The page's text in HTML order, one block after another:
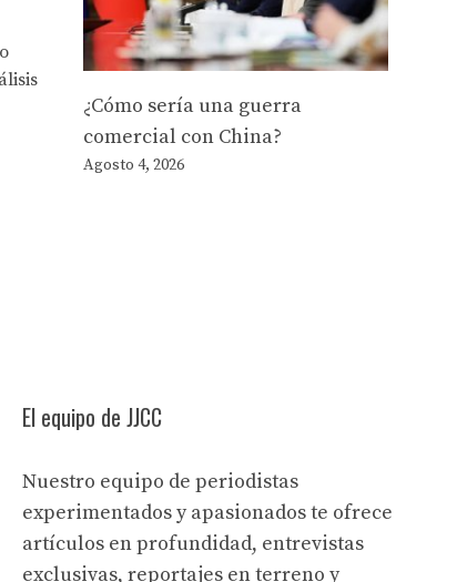
¿Cómo sería una guerra
comercial con China?
Agosto 4, 2026
El equipo de JJCC
Nuestro equipo de periodistas
experimentados y apasionados te ofrece
artículos en profundidad, entrevistas
exclusivas, reportajes en terreno y